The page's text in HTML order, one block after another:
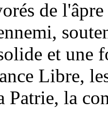
de
et une
Libre,
Patrie, la